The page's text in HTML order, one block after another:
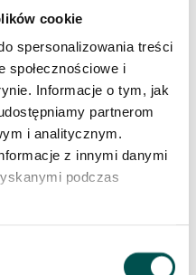
cookie
spersonalizowania treści
społecznościowe i
Informacje o tym, jak
partnerom
i analitycznym.
z innymi danymi
podczas